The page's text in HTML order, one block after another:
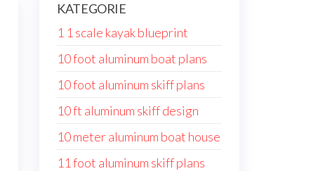
KATEGORIE
1 1 scale kayak blueprint
10 foot aluminum boat plans
10 foot aluminum skiff plans
10 ft aluminum skiff design
10 meter aluminum boat house
11 foot aluminum skiff plans